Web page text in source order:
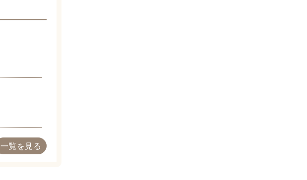
一覧を見る